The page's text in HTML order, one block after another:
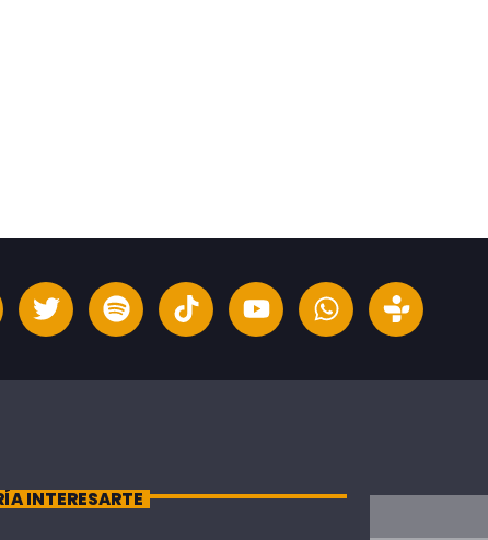
INTERESARTE